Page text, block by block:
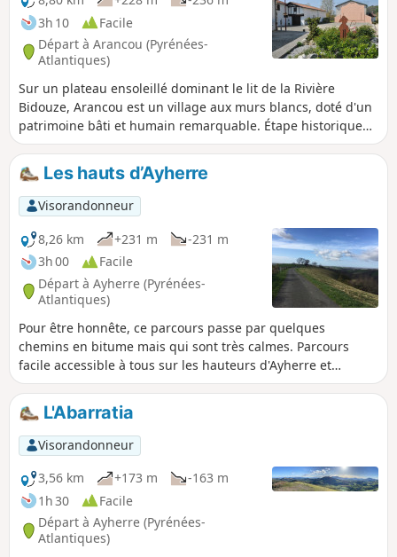
3h 10
Facile
Départ à Arancou (Pyrénées-
Atlantiques)
Sur un plateau ensoleillé dominant le lit de la Rivière
Bidouze, Arancou est un village aux murs blancs, doté d'un
patrimoine bâti et humain remarquable. Étape historique
sur un des chemins de randonnée vers Saint-Jacques-de-
Compostelle, la voie de Tours (via turonensis). Arancou a
construit sa notoriété autour d'un hôpital-prieuré qui
accueillait les pèlerins dès le XIIIe siècle. On trouve aussi
quelques maisons de maîtres, jadis vouées aux œuvres
d'hospitalité, dont on pourra apprécier les détails
d'architecture. Dans le village, l'Église Notre-Dame mérite
également un œil attentif, pour son style mêlant plan
allongé roman et voûtes ou chapiteaux gothiques. Sur les
chemins, les collines environnantes promettent une bonne
oxygénation en forêt, à la rencontre de beaux chênes
centenaires, tandis que la vallée de la Bidouze vous réserve
son calme et la fraîcheur de ses rives.
Les hauts d’Ayherre
Visorandonneur
8,26 km
+231 m
-231 m
3h 00
Facile
Départ à Ayherre (Pyrénées-
Atlantiques)
Pour être honnête, ce parcours passe par quelques
chemins en bitume mais qui sont très calmes. Parcours
facile accessible à tous sur les hauteurs d'Ayherre et
Labastide Clairence.
L'Abarratia
Visorandonneur
3,56 km
+173 m
-163 m
1h 30
Facile
Départ à Ayherre (Pyrénées-
Atlantiques)